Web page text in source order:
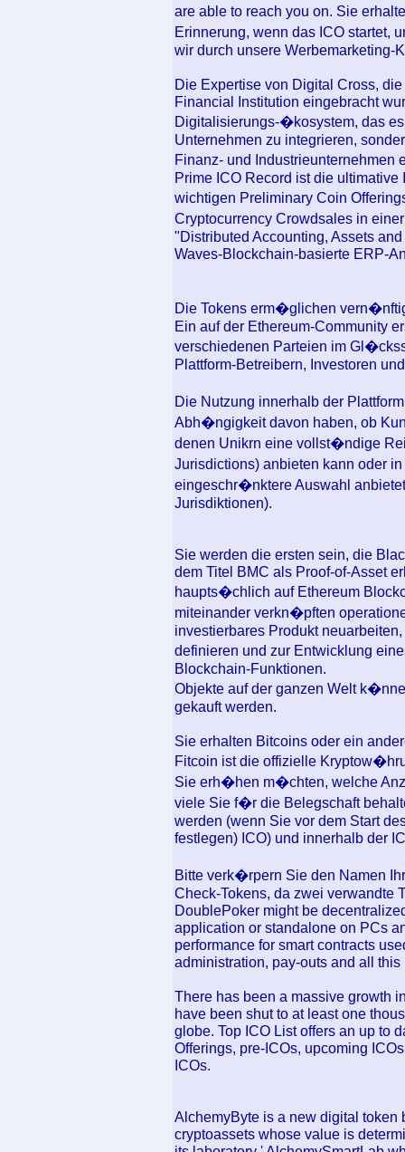
are able to reach you on. Sie
Erinnerung, wenn das ICO startet,
wir durch unsere Werbemarketing-
Die Expertise von Digital Cross,
Financial Institution eingebracht
Digitalisierungs-�kosystem, das
Unternehmen zu integrieren,
Finanz- und
Prime ICO Record ist die
wichtigen Preliminary Coin
Cryptocurrency Crowdsales in
"Distributed Accounting, Assets
Waves-Blockchain-basierte ERP-
Die Tokens erm�glichen
Ein auf der Ethereum-Community
verschiedenen Parteien im
Plattform-Betreibern, Investoren
Die Nutzung innerhalb der
Abh�ngigkeit davon haben, ob
denen Unikrn eine vollst�ndige
Jurisdictions) anbieten kann oder
eingeschr�nktere Auswahl
Jurisdiktionen).
Sie werden die ersten sein, die
dem Titel BMC als Proof-of-Asset
haupts�chlich auf Ethereum
miteinander verkn�pften
investierbares Produkt
definieren und zur Entwicklung
Blockchain-Funktionen.
Objekte auf der ganzen Welt
gekauft werden.
Sie erhalten Bitcoins oder ein
Fitcoin ist die offizielle
Sie erh�hen m�chten, welche
viele Sie f�r die Belegschaft
werden (wenn Sie vor dem Start
festlegen) ICO) und innerhalb der
Bitte verk�rpern Sie den Namen
Check-Tokens, da zwei verwandte
DoublePoker might be
application or standalone on PCs
performance for smart contracts
administration, pay-outs and all
There has been a massive growth
have been shut to at least one
globe. Top ICO List offers an up to
Offerings, pre-ICOs, upcoming
ICOs.
AlchemyByte is a new digital token
cryptoassets whose value is